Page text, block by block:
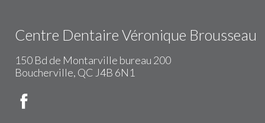
Centre Dentaire Véronique Brousseau
150 Bd de Montarville bureau 200
Boucherville, QC J4B 6N1